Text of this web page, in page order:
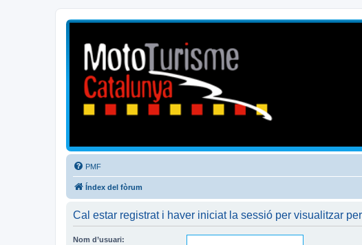
Mototurisme
Turisme en moto en català
PMF
Índex del fòrum
Cal estar registrat i haver iniciat la sessió per visualitzar
Nom d’usuari: